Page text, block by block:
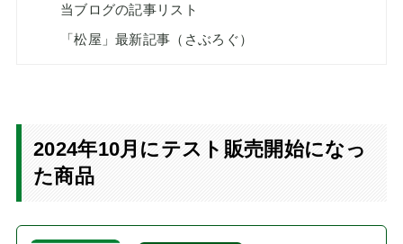
当ブログの記事リスト
「松屋」最新記事（さぶろぐ）
2024年10月にテスト販売開始になっ
た商品